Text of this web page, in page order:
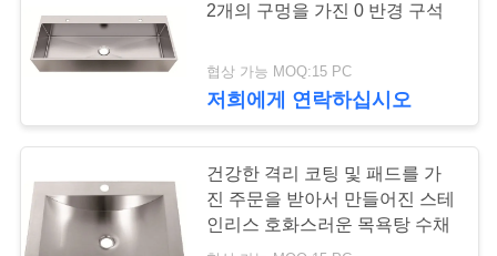
여
공
장
부엌 개수대
언더 마운트 스테인
120
2개의 구멍을 가진 0 반경 구석
협상 가능 MOQ:15 PC
저희에게 연락하십시오
건강한 격리 코팅 및 패드를 가
진 주문을 받아서 만들어진 스테
인리스 호화스러운 목욕탕 수채